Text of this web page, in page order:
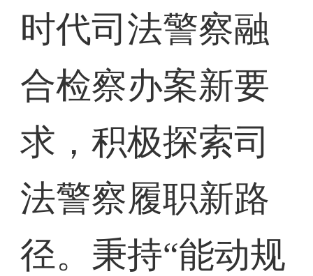
时代司法警察融
合检察办案新要
求，积极探索司
法警察履职新路
径。秉持“能动规